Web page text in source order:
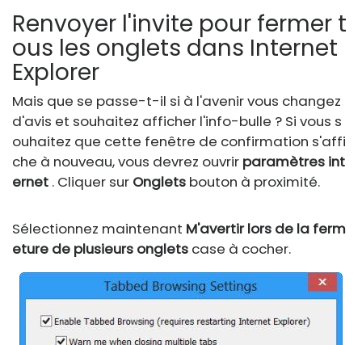
Renvoyer l'invite pour fermer t
ous les onglets dans Internet
Explorer
Mais que se passe-t-il si à l'avenir vous changez
d'avis et souhaitez afficher l'info-bulle ? Si vous s
ouhaitez que cette fenêtre de confirmation s'affi
che à nouveau, vous devrez ouvrir paramètres int
ernet . Cliquer sur Onglets bouton à proximité.
Sélectionnez maintenant M'avertir lors de la ferm
eture de plusieurs onglets case à cocher.